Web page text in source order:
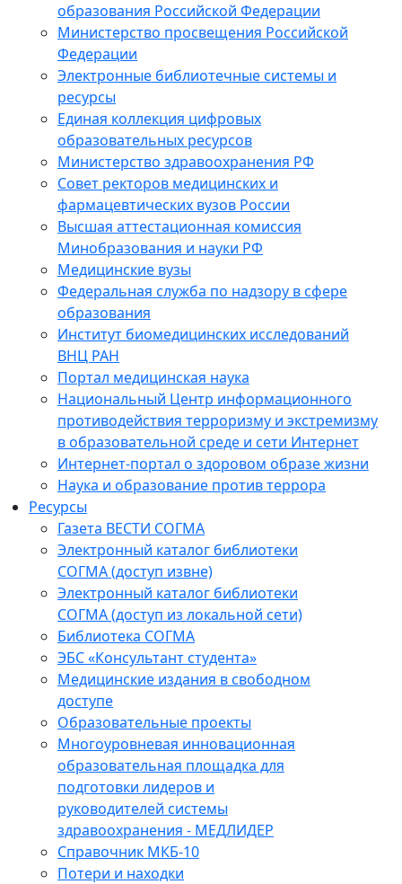
образования Российской Федерации
Министерство просвещения Российской
Федерации
Электронные библиотечные системы и
ресурсы
Единая коллекция цифровых
образовательных ресурсов
Министерство здравоохранения РФ
Совет ректоров медицинских и
фармацевтических вузов России
Высшая аттестационная комиссия
Минобразования и науки РФ
Медицинские вузы
Федеральная служба по надзору в сфере
образования
Институт биомедицинских исследований
ВНЦ РАН
Портал медицинская наука
Национальный Центр информационного
противодействия терроризму и экстремизму
в образовательной среде и сети Интернет
Интернет-портал о здоровом образе жизни
Наука и образование против террора
Ресурсы
Газета ВЕСТИ СОГМА
Электронный каталог библиотеки
СОГМА (доступ извне)
Электронный каталог библиотеки
СОГМА (доступ из локальной сети)
Библиотека СОГМА
ЭБС «Консультант студента»
Медицинские издания в свободном
доступе
Образовательные проекты
Многоуровневая инновационная
образовательная площадка для
подготовки лидеров и
руководителей системы
здравоохранения - МЕДЛИДЕР
Справочник МКБ-10
Потери и находки